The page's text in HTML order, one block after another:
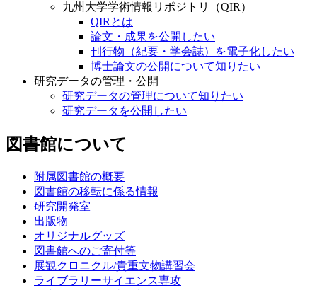
九州大学学術情報リポジトリ（QIR）
QIRとは
論文・成果を公開したい
刊行物（紀要・学会誌）を電子化したい
博士論文の公開について知りたい
研究データの管理・公開
研究データの管理について知りたい
研究データを公開したい
図書館について
附属図書館の概要
図書館の移転に係る情報
研究開発室
出版物
オリジナルグッズ
図書館へのご寄付等
展観クロニクル/貴重文物講習会
ライブラリーサイエンス専攻